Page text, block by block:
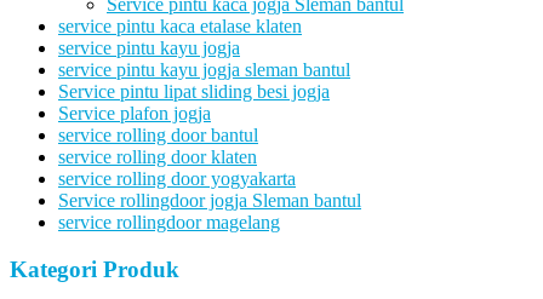
Service pintu kaca jogja Sleman bantul
service pintu kaca etalase klaten
service pintu kayu jogja
service pintu kayu jogja sleman bantul
Service pintu lipat sliding besi jogja
Service plafon jogja
service rolling door bantul
service rolling door klaten
service rolling door yogyakarta
Service rollingdoor jogja Sleman bantul
service rollingdoor magelang
Kategori Produk